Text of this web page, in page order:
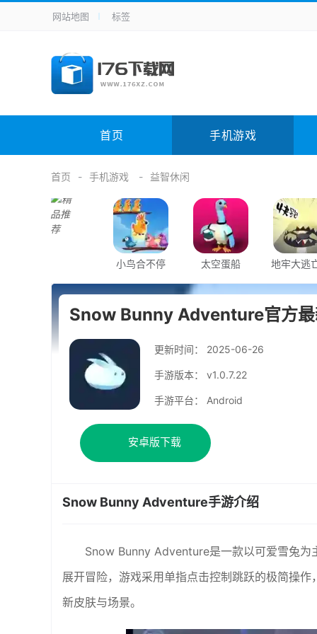
手机应用
手机游戏 体育竞技
电脑软件 其它类别 图形软件
未分类
网站地图 标签
首页 手机游戏
首页 手机游戏 益智休闲
小鸟合不停 太空蛋船
地牢大逃
Snow Bunny Adventure官方
更新时间： 2025-06-26
手游版本： v1.0.7.22
手游平台： Android
安卓版下载
Snow Bunny Adventure手游介绍
Snow Bunny Adventure是一款以可爱雪兔为
展开冒险，游戏采用单指点击控制跳跃的极简操
新皮肤与场景。